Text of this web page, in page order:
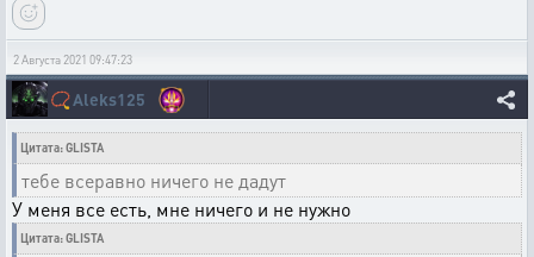
2 Августа 2021 09:47:23
📿Aleks125
Цитата: GLISTA
тебе всеравно ничего не дадут
У меня все есть, мне ничего и не нужно
Цитата: GLISTA